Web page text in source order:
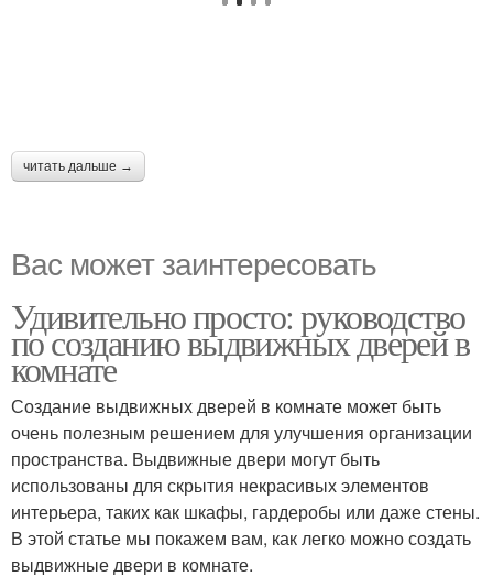
читать дальше →
Вас может заинтересовать
Удивительно просто: руководство
по созданию выдвижных дверей в
комнате
Создание выдвижных дверей в комнате может быть
очень полезным решением для улучшения организации
пространства. Выдвижные двери могут быть
использованы для скрытия некрасивых элементов
интерьера, таких как шкафы, гардеробы или даже стены.
В этой статье мы покажем вам, как легко можно создать
выдвижные двери в комнате.